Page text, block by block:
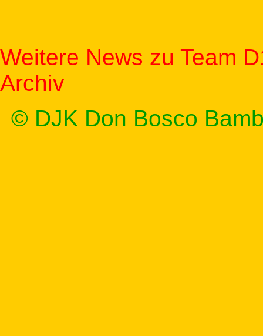
Weitere News zu Team
Archiv
© DJK Don Bosco